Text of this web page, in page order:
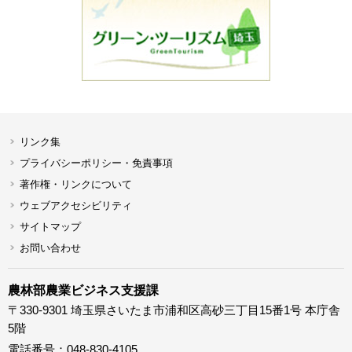
リンク集
プライバシーポリシー・免責事項
著作権・リンクについて
ウェブアクセシビリティ
サイトマップ
お問い合わせ
農林部農業ビジネス支援課
〒330-9301 埼玉県さいたま市浦和区高砂三丁目15番1号 本庁舎
5階